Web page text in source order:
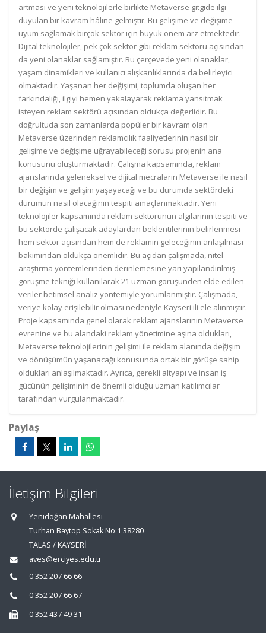
artması ve yeni teknolojilerle birlikte Metaverse gitgide ilgi
duyulan bir kavram hâline gelmiştir. Bu gelişime ve değişime
uyum sağlamak birçok sektör için büyük önem arz etmektedir.
Dijital teknolojiler, pek çok sektör gibi reklam sektörü açısından
da yeni olanaklar sağlamıştır. Bu çerçevede yeni olanaklar,
yaşam dinamikleri ve kullanıcı alışkanlıklarında da belirleyici
olmaktadır. Yaşanan her değişimi, toplumda oluşan her
farkındalığı, ilgiyi hemen yakalayarak reklama yansıtmak
isteyen reklam sektörü açısından oldukça değerlidir. Bu
doğrultuda son zamanlarda popüler bir kavram olan
Metaverse üzerinden reklamcılık faaliyetlerinin nasıl bir
gelişime ve değişime uğrayabileceği sorusu projenin ana
konusunu oluşturmaktadır. Çalışma kapsamında, reklam
ajanslarında geleneksel ve dijital mecraların Metaverse ile nasıl
bir değişim ve gelişim yaşayacağı ve bu durumda sektördeki
durumun nasıl olacağının tespiti amaçlanmaktadır. Yeni
teknolojiler kapsamında reklam sektörünün algılarının tespiti ve
bu sektörde çalışacak adaylardan beklentilerinin belirlenmesi
hem sektör açısından hem de reklamın geleceğinin anlaşılması
bakımından oldukça önemlidir. Bu açıdan çalışmada, nitel
araştırma yöntemlerinden derinlemesine yarı yapılandırılmış
görüşme tekniği kullanılarak 21 uzman görüşünden elde edilen
veriler betimsel analiz yöntemiyle yorumlanmıştır. Çalışmada,
veriye kolay erişilebilir olması nedeniyle Kayseri ili ele alınmıştır.
Proje kapsamında genel olarak reklam ajanslarının Metaverse
evrenine ve bu alandaki reklam yönetimine aşina oldukları,
Metaverse teknolojilerinin gelişimi ile reklam alanında değişim
ve dönüşümün yaşanacağı konusunda ortak bir görüşe sahip
oldukları anlaşılmaktadır. Ayrıca, gerekli altyapı ve insan iş
gücünün gelişiminin de önemli olduğu uzman katılımcılar
tarafından vurgulanmaktadır.
Paylaş
İletişim Bilgileri
Yenidoğan Mahallesi
Turhan Baytop Sokak No:1 38280
TALAS / KAYSERİ
aves@erciyes.edu.tr
0 352 207 66 66
0 352 207 66 67
0 352 437 49 31